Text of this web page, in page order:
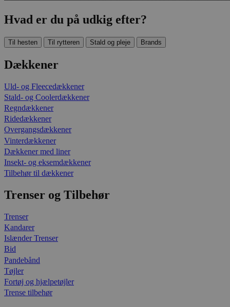
Hvad er du på udkig efter?
Til hesten Til rytteren Stald og pleje Brands
Dækkener
Uld- og Fleecedækkener
Stald- og Coolerdækkener
Regndækkener
Ridedækkener
Overgangsdækkener
Vinterdækkener
Dækkener med liner
Insekt- og eksemdækkener
Tilbehør til dækkener
Trenser og Tilbehør
Trenser
Kandarer
Islænder Trenser
Bid
Pandebånd
Tøjler
Fortøj og hjælpetøjler
Trense tilbehør